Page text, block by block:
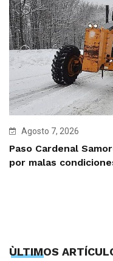
Agosto 7, 2026
Paso Cardenal
por malas
ÙLTIMOS